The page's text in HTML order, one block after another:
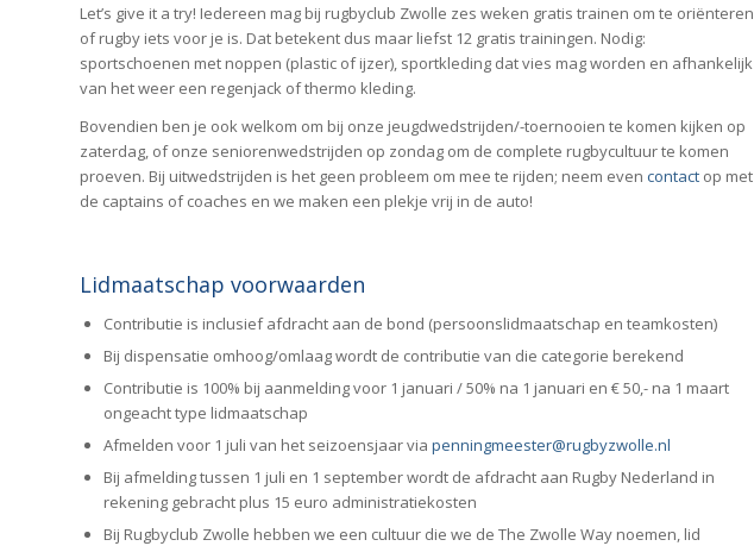
Let’s give it a try! Iedereen mag bij rugbyclub Zwolle zes weken gratis trainen om te oriënteren
of rugby iets voor je is. Dat betekent dus maar liefst 12 gratis trainingen. Nodig:
sportschoenen met noppen (plastic of ijzer), sportkleding dat vies mag worden en afhankelijk
van het weer een regenjack of thermo kleding.
Bovendien ben je ook welkom om bij onze jeugdwedstrijden/-toernooien te komen kijken op
zaterdag, of onze seniorenwedstrijden op zondag om de complete rugbycultuur te komen
proeven. Bij uitwedstrijden is het geen probleem om mee te rijden; neem even contact op met
de captains of coaches en we maken een plekje vrij in de auto!
Lidmaatschap voorwaarden
Contributie is inclusief afdracht aan de bond (persoonslidmaatschap en teamkosten)
Bij dispensatie omhoog/omlaag wordt de contributie van die categorie berekend
Contributie is 100% bij aanmelding voor 1 januari / 50% na 1 januari en € 50,- na 1 maart
ongeacht type lidmaatschap
Afmelden voor 1 juli van het seizoensjaar via penningmeester@rugbyzwolle.nl
Bij afmelding tussen 1 juli en 1 september wordt de afdracht aan Rugby Nederland in
rekening gebracht plus 15 euro administratiekosten
Bij Rugbyclub Zwolle hebben we een cultuur die we de The Zwolle Way noemen, lid